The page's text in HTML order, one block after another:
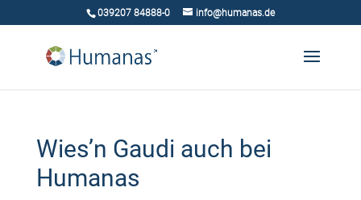
039207 84888-0 info@humanas.de
Wies’n Gaudi auch bei
Humanas